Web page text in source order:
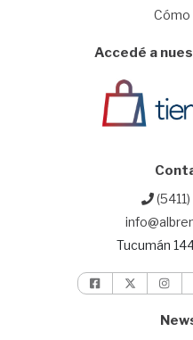
Cómo
Accedé a
Tucumán